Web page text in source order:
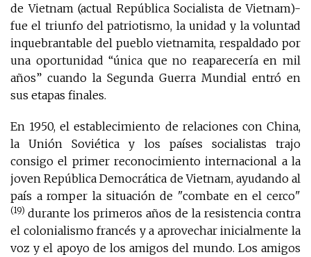
de Vietnam (actual República Socialista de Vietnam)-
fue el triunfo del patriotismo, la unidad y la voluntad
inquebrantable del pueblo vietnamita, respaldado por
una oportunidad “única que no reaparecería en mil
años” cuando la Segunda Guerra Mundial entró en
sus etapas finales.
En 1950, el establecimiento de relaciones con China,
la Unión Soviética y los países socialistas trajo
consigo el primer reconocimiento internacional a la
joven República Democrática de Vietnam, ayudando al
país a romper la situación de "combate en el cerco"
(19) durante los primeros años de la resistencia contra
el colonialismo francés y a aprovechar inicialmente la
voz y el apoyo de los amigos del mundo. Los amigos